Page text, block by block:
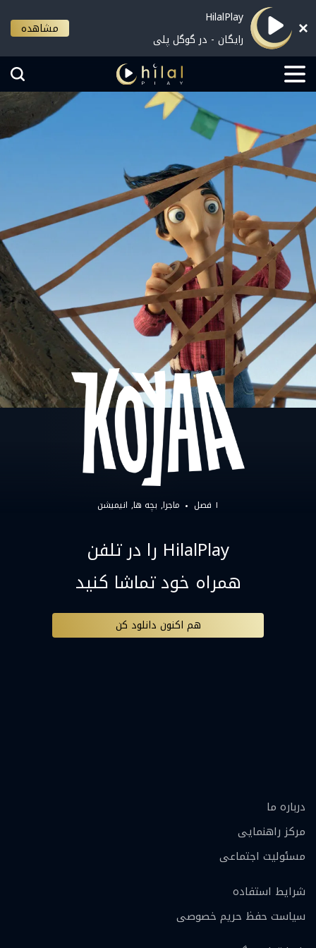
HilalPlay
رایگان - در گوگل پلی
مشاهده
۱ فصل ماجرا بچه ها انیمیشن
HilalPlay را در تلفن
همراه خود تماشا کنید
هم اکنون دانلود کن
درباره ما
مرکز راهنمایی
مسئولیت اجتماعی
شرایط استفاده
سیاست حفظ حریم خصوصی